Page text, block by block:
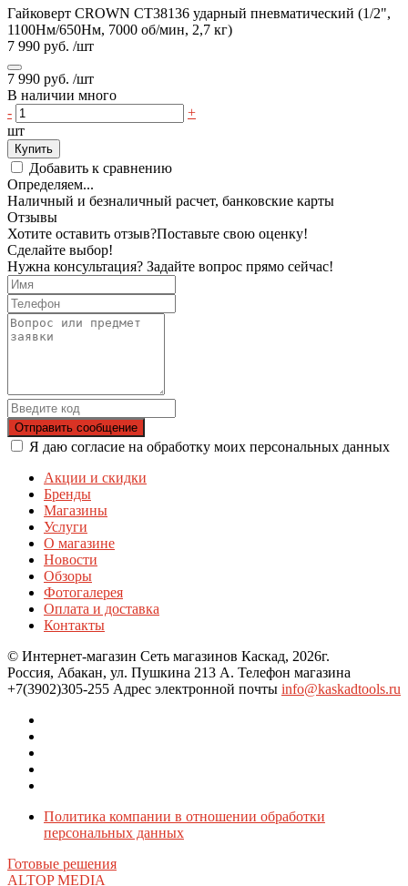
Гайковерт CROWN CT38136 ударный пневматический (1/2",
1100Нм/650Нм, 7000 об/мин, 2,7 кг)
7 990 руб. /шт
7 990 руб. /шт
В наличии много
-
+
шт
Купить
Добавить к сравнению
Определяем...
Наличный и безналичный расчет, банковские карты
Отзывы
Хотите оставить отзыв?Поставьте свою оценку!
Сделайте выбор!
Нужна консультация? Задайте вопрос прямо сейчас!
Отправить сообщение
Я даю согласие на обработку моих персональных данных
Акции и скидки
Бренды
Магазины
Услуги
О магазине
Новости
Обзоры
Фотогалерея
Оплата и доставка
Контакты
© Интернет-магазин Сеть магазинов Каскад, 2026г.
Россия, Абакан, ул. Пушкина 213 А. Телефон магазина
+7(3902)305-255 Адрес электронной почты info@kaskadtools.ru
Политика компании в отношении обработки
персональных данных
Готовые решения
ALTOP MEDIA